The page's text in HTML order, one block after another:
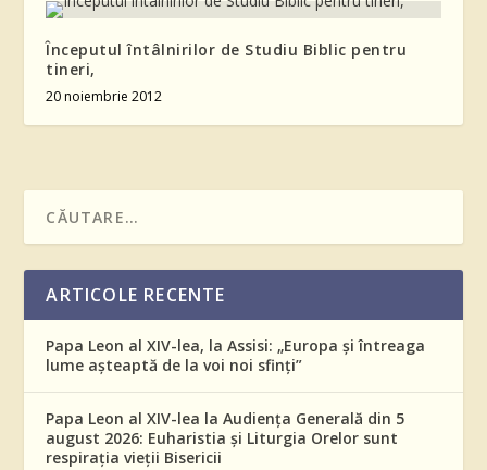
Începutul întâlnirilor de Studiu Biblic pentru
tineri,
20 noiembrie 2012
ARTICOLE RECENTE
Papa Leon al XIV-lea, la Assisi: „Europa și întreaga
lume așteaptă de la voi noi sfinți”
Papa Leon al XIV-lea la Audiența Generală din 5
august 2026: Euharistia și Liturgia Orelor sunt
respirația vieții Bisericii